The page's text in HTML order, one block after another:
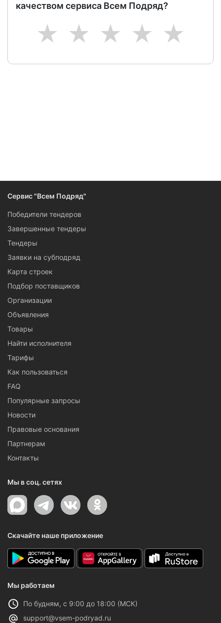
качеством сервиса Всем Подряд?
5
4
3
2
1
Сервис "Всем Подряд"
Победители тендеров
Завершенные тендеры
Тендеры
Заявки на субподряд
Карта строек
Подбор поставщиков
Организации
Объявления
Товары
Найти исполнителя
Тарифы
Как пользоваться
FAQ
Популярные запросы
Новости
Правовые основания
Партнерам
Контакты
Мы в соц. сетях
Скачайте наше приложение
Мы работаем
По будням, с 9:00 до 18:00 (МСК)
support@vsem-podryad.ru